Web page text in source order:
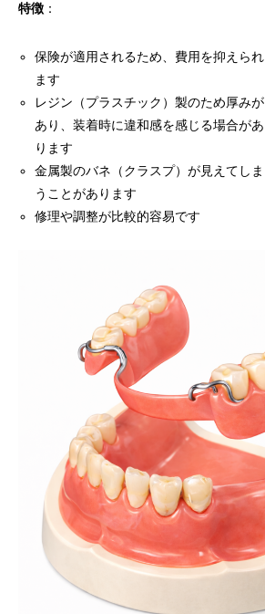
特徴 ：
保険が適用されるため、費用を抑えられ
ます
レジン（プラスチック）製のため厚みが
あり、装着時に違和感を感じる場合があ
ります
金属製のバネ（クラスプ）が見えてしま
うことがあります
修理や調整が比較的容易です